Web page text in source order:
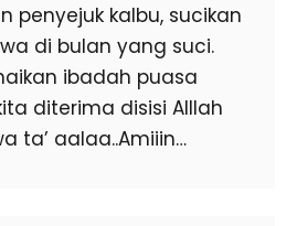
penyejuk kalbu, sucikan
di bulan yang suci.
ibadah puasa
diterima disisi Alllah
ta’ aalaa..Amiiin…